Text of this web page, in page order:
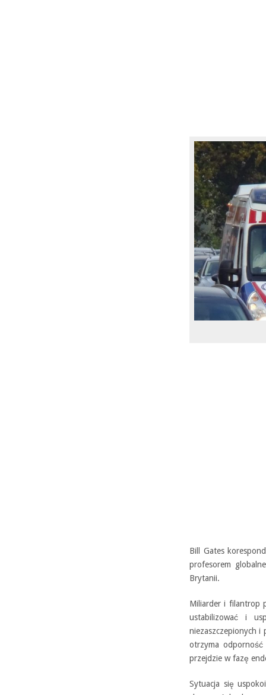
Bill Gates
profesorem
Brytanii.
Miliarder i filantrop
ustabilizować i
niezaszczepionych i
otrzyma odporność
przejdzie w fazę
Sytuacja się